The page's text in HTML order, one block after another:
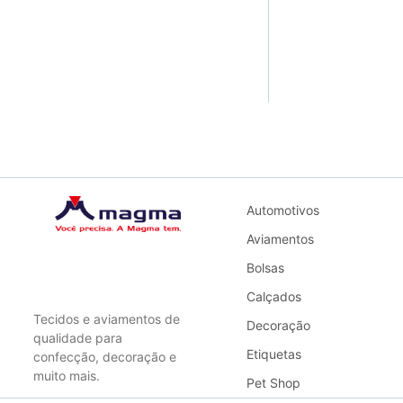
Tecidos e aviamentos de
qualidade para
confecção, decoração e
muito mais.
Automotivos
Aviamentos
Bolsas
Calçados
Decoração
Etiquetas
Pet Shop